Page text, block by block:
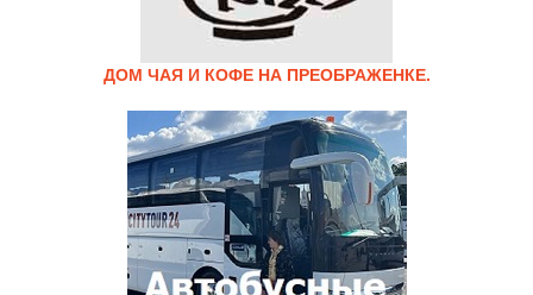
ДОМ ЧАЯ И КОФЕ НА ПРЕОБРАЖЕНКЕ.